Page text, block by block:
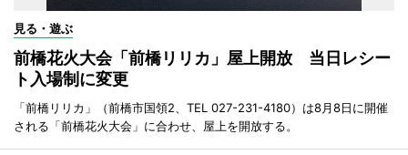
見る・遊ぶ
前橋花火大会「前橋リリカ」屋上開放 当日レシー
ト入場制に変更
「前橋リリカ」（前橋市国領2、TEL 027-231-4180）は8月8日に開催
される「前橋花火大会」に合わせ、屋上を開放する。